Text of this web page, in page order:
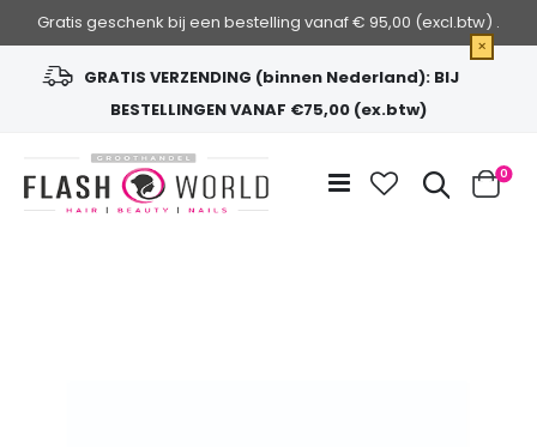
Gratis geschenk bij een bestelling vanaf € 95,00 (excl.btw) .
×
GRATIS VERZENDING (binnen Nederland): BIJ
BESTELLINGEN VANAF €75,00 (ex.btw)
de
inhoud
Zoek
Cart
0